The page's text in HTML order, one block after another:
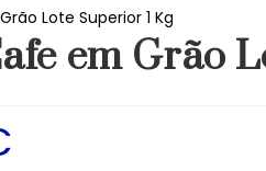
em Grão